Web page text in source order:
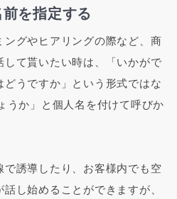
を指定する
グやヒアリングの際など、商
て貰いたい時は、「いかがで
うですか」という形式ではな
うか」と個人名を付けて呼びか
誘導したり、お客様内でも空
し始めることができますが、